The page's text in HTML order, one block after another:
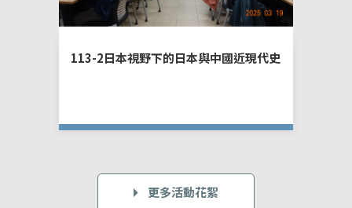
113-2日本視野下的日本與中國近現代史
更多活動花絮